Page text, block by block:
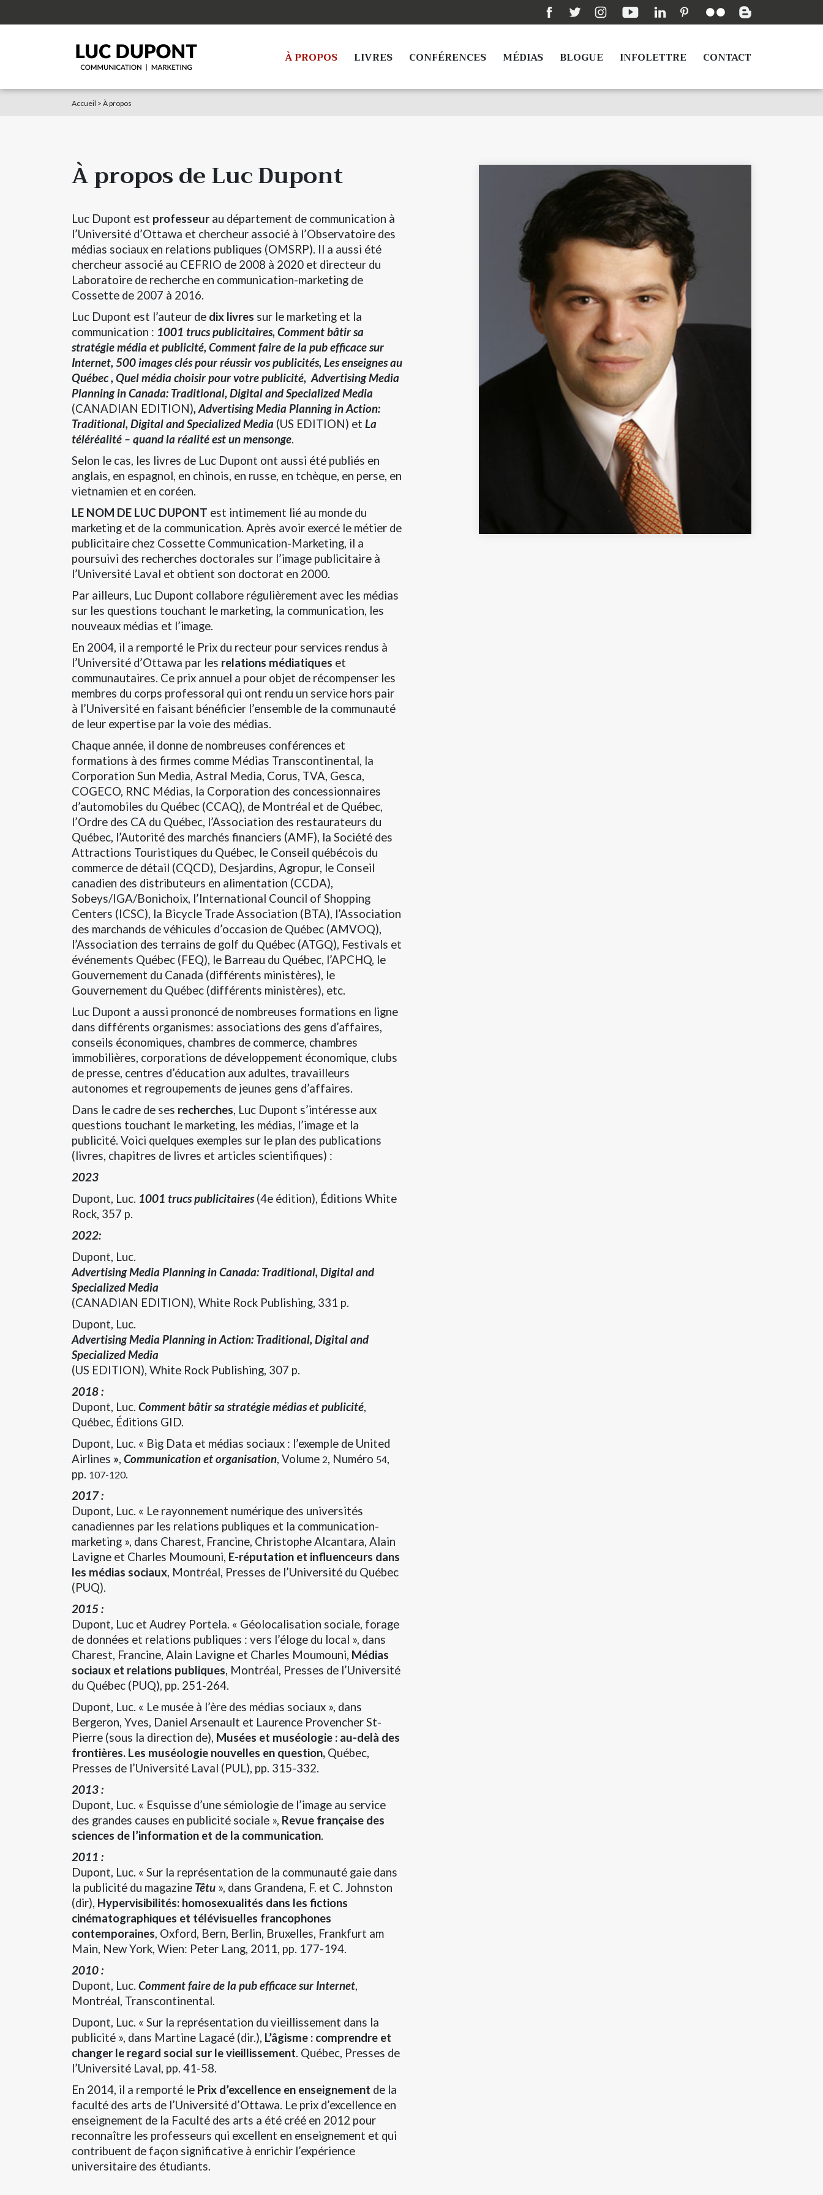
À PROPOS LIVRES CONFÉRENCES MÉDIAS BLOGUE INFOLETTRE CONTACT
Accueil > À propos
À propos de Luc Dupont
Luc Dupont est professeur au département de communication à
l’Université d’Ottawa et chercheur associé à l’Observatoire des
médias sociaux en relations publiques (OMSRP). Il a aussi été
chercheur associé au CEFRIO de 2008 à 2020 et directeur du
Laboratoire de recherche en communication-marketing de
Cossette de 2007 à 2016.
Luc Dupont est l’auteur de dix livres sur le marketing et la
communication : 1001 trucs publicitaires, Comment bâtir sa
stratégie média et publicité, Comment faire de la pub efficace sur
Internet, 500 images clés pour réussir vos publicités, Les enseignes au
Québec , Quel média choisir pour votre publicité, Advertising Media
Planning in Canada: Traditional, Digital and Specialized Media
(CANADIAN EDITION), Advertising Media Planning in Action:
Traditional, Digital and Specialized Media (US EDITION) et La
téléréalité – quand la réalité est un mensonge.
Selon le cas, les livres de Luc Dupont ont aussi été publiés en
anglais, en espagnol, en chinois, en russe, en tchèque, en perse, en
vietnamien et en coréen.
LE NOM DE LUC DUPONT est intimement lié au monde du
marketing et de la communication. Après avoir exercé le métier de
publicitaire chez Cossette Communication-Marketing, il a
poursuivi des recherches doctorales sur l’image publicitaire à
l’Université Laval et obtient son doctorat en 2000.
Par ailleurs, Luc Dupont collabore régulièrement avec les médias
sur les questions touchant le marketing, la communication, les
nouveaux médias et l’image.
En 2004, il a remporté le Prix du recteur pour services rendus à
l’Université d’Ottawa par les relations médiatiques et
communautaires. Ce prix annuel a pour objet de récompenser les
membres du corps professoral qui ont rendu un service hors pair
à l’Université en faisant bénéficier l’ensemble de la communauté
de leur expertise par la voie des médias.
Chaque année, il donne de nombreuses conférences et
formations à des firmes comme Médias Transcontinental, la
Corporation Sun Media, Astral Media, Corus, TVA, Gesca,
COGECO, RNC Médias, la Corporation des concessionnaires
d’automobiles du Québec (CCAQ), de Montréal et de Québec,
l’Ordre des CA du Québec, l’Association des restaurateurs du
Québec, l’Autorité des marchés financiers (AMF), la Société des
Attractions Touristiques du Québec, le Conseil québécois du
commerce de détail (CQCD), Desjardins, Agropur, le Conseil
canadien des distributeurs en alimentation (CCDA),
Sobeys/IGA/Bonichoix, l’International Council of Shopping
Centers (ICSC), la Bicycle Trade Association (BTA), l’Association
des marchands de véhicules d’occasion de Québec (AMVOQ),
l’Association des terrains de golf du Québec (ATGQ), Festivals et
événements Québec (FEQ), le Barreau du Québec, l’APCHQ, le
Gouvernement du Canada (différents ministères), le
Gouvernement du Québec (différents ministères), etc.
Luc Dupont a aussi prononcé de nombreuses formations en ligne
dans différents organismes: associations des gens d’affaires,
conseils économiques, chambres de commerce, chambres
immobilières, corporations de développement économique, clubs
de presse, centres d’éducation aux adultes, travailleurs
autonomes et regroupements de jeunes gens d’affaires.
Dans le cadre de ses recherches, Luc Dupont s’intéresse aux
questions touchant le marketing, les médias, l’image et la
publicité. Voici quelques exemples sur le plan des publications
(livres, chapitres de livres et articles scientifiques) :
2023
Dupont, Luc. 1001 trucs publicitaires(4e édition), Éditions White
Rock, 357 p.
2022:
Dupont, Luc.
Advertising Media Planning in Canada: Traditional, Digital and
Specialized Media
(CANADIAN EDITION), White Rock Publishing, 331 p.
Dupont, Luc.
Advertising Media Planning in Action: Traditional, Digital and
Specialized Media
(US EDITION), White Rock Publishing, 307 p.
2018 :
Dupont, Luc. Comment bâtir sa stratégie médias et publicité,
Québec, Éditions GID.
Dupont, Luc. « Big Data et médias sociaux : l’exemple de United
Airlines »‪, Communication et organisation, Volume 2, Numéro 54,
pp. 107-120.
2017 :
Dupont, Luc. « Le rayonnement numérique des universités
canadiennes par les relations publiques et la communication-
marketing », dans Charest, Francine, Christophe Alcantara, Alain
Lavigne et Charles Moumouni, E-réputation et influenceurs dans
les médias sociaux, Montréal, Presses de l’Université du Québec
(PUQ).
2015 :
Dupont, Luc et Audrey Portela. « Géolocalisation sociale, forage
de données et relations publiques : vers l’éloge du local », dans
Charest, Francine, Alain Lavigne et Charles Moumouni, Médias
sociaux et relations publiques, Montréal, Presses de l’Université
du Québec (PUQ), pp. 251-264.
Dupont, Luc. « Le musée à l’ère des médias sociaux », dans
Bergeron, Yves, Daniel Arsenault et Laurence Provencher St-
Pierre (sous la direction de), Musées et muséologie : au-delà des
frontières. Les muséologie nouvelles en question, Québec,
Presses de l’Université Laval (PUL), pp. 315-332.
2013 :
Dupont, Luc. « Esquisse d’une sémiologie de l’image au service
des grandes causes en publicité sociale », Revue française des
sciences de l’information et de la communication.
2011 :
Dupont, Luc. « Sur la représentation de la communauté gaie dans
la publicité du magazine Têtu », dans Grandena, F. et C. Johnston
(dir), Hypervisibilités: homosexualités dans les fictions
cinématographiques et télévisuelles francophones
contemporaines, Oxford, Bern, Berlin, Bruxelles, Frankfurt am
Main, New York, Wien: Peter Lang, 2011, pp. 177-194.
2010 :
Dupont, Luc. Comment faire de la pub efficace sur Internet,
Montréal, Transcontinental.
Dupont, Luc. « Sur la représentation du vieillissement dans la
publicité », dans Martine Lagacé (dir.), L’âgisme : comprendre et
changer le regard social sur le vieillissement. Québec, Presses de
l’Université Laval, pp. 41-58.
En 2014, il a remporté le Prix d’excellence en enseignement de la
faculté des arts de l’Université d’Ottawa. Le prix d’excellence en
enseignement de la Faculté des arts a été créé en 2012 pour
reconnaître les professeurs qui excellent en enseignement et qui
contribuent de façon significative à enrichir l’expérience
universitaire des étudiants.